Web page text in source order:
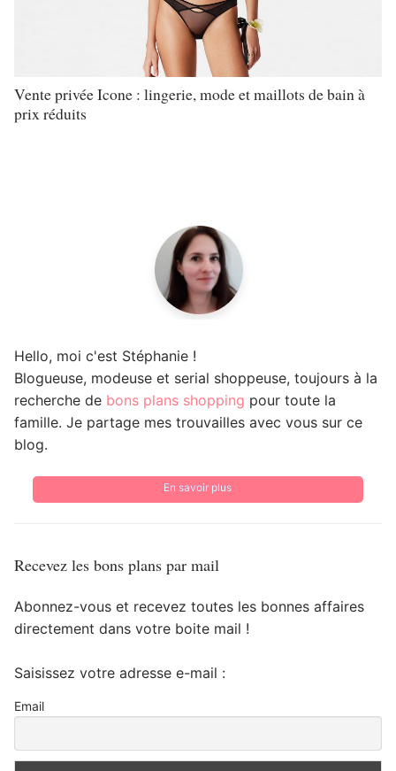
Vente privée Icone : lingerie, mode et maillots de bain à
prix réduits
Hello, moi c'est Stéphanie !
Blogueuse, modeuse et serial shoppeuse, toujours à la
recherche de bons plans shopping pour toute la
famille. Je partage mes trouvailles avec vous sur ce
blog.
En savoir plus
Recevez les bons plans par mail
Abonnez-vous et recevez toutes les bonnes affaires
directement dans votre boite mail !
Saisissez votre adresse e-mail :
Email